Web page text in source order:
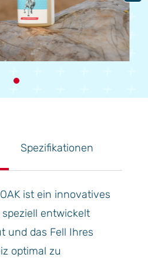
Spezifikationen
ist ein innovatives
entwickelt
und das Fell Ihres
optimal zu